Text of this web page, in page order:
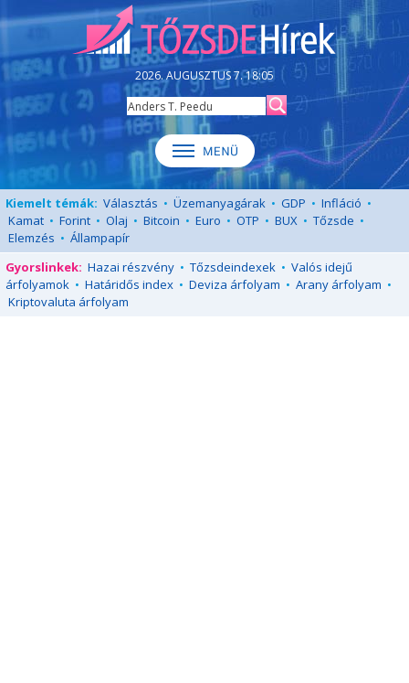
2026. AUGUSZTUS 7. 18:05
Kiemelt témák: Választás • Üzemanyagárak • GDP • Infláció •
Kamat • Forint • Olaj • Bitcoin • Euro • OTP • BUX • Tőzsde •
Elemzés • Állampapír
Gyorslinkek: Hazai részvény • Tőzsdeindexek • Valós idejű
árfolyamok • Határidős index • Deviza árfolyam • Arany árfolyam •
Kriptovaluta árfolyam